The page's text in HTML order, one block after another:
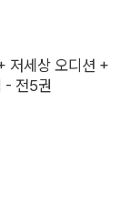
저세상 오디션 +
- 전5권